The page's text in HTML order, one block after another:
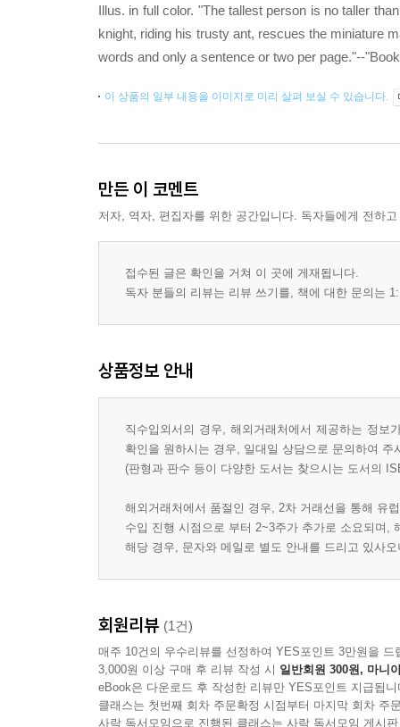
Illus. in full color. "The tallest person is no taller
knight, riding his trusty ant, rescues the miniature
words and only a sentence or two per page."--
이 상품의 일부 내용을 이미지로 미리 살펴 보실 수 있습니다.
만든 이 코멘트
저자, 역자, 편집자를 위한 공간입니다. 독자들에게 전하
접수된 글은 확인을 거쳐 이 곳에 게재됩니다.
독자 분들의 리뷰는 리뷰 쓰기를, 책에 대한 문의는
상품정보 안내
직수입외서의 경우, 해외거래처에서 제공하는 정
확인을 원하시는 경우, 일대일 상담으로 문의하여 주
(판형과 판수 등이 다양한 도서는 찾으시는 도서의
해외거래처에서 품절인 경우, 2차 거래선을 통해 유
수입 진행 시점으로 부터 2~3주가 추가로 소요되며,
해당 경우, 문자와 메일로 별도 안내를 드리고 있사
회원리뷰 (1건)
매주 10건의 우수리뷰를 선정하여 YES포인트 3만원을 드
3,000원 이상 구매 후 리뷰 작성 시 일반회원 300원, 마니
eBook은 다운로드 후 작성한 리뷰만 YES포인트 지급됩니
클래스는 첫번째 회차 주문확정 시점부터 마지막 회차 주
사락 독서모임으로 진행된 클래스는 사락 독서모임 게시